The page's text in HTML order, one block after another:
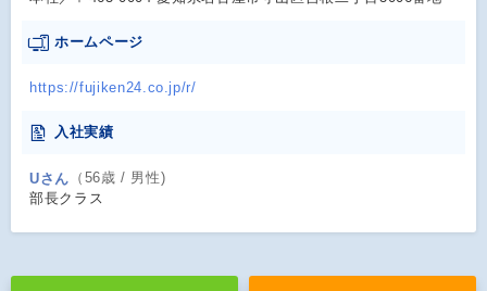
ホームページ
https://fujiken24.co.jp/r/
入社実績
Uさん （56歳 / 男性)
部長クラス